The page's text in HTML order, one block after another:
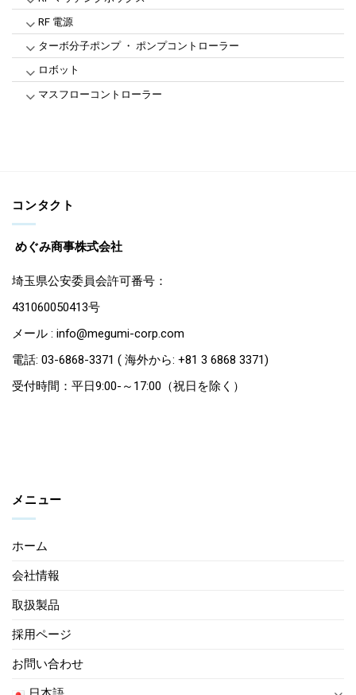
RF 電源
ターボ分子ポンプ ・ ポンプコントローラー
ロボット
マスフローコントローラー
コンタクト
めぐみ商事株式会社
埼玉県公安委員会許可番号：
431060050413号
メール : info@megumi-corp.com
電話: 03-6868-3371 ( 海外から: +81 3 6868 3371)
受付時間：平日9:00-～17:00（祝日を除く）
メニュー
ホーム
会社情報
取扱製品
採用ページ
お問い合わせ